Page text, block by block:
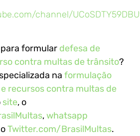
channel/
formular defesa de
contra multas de trânsito?
na formulação
recursos contra multas de
site, o
,whatsapp
Twitter.com/BrasilMultas.